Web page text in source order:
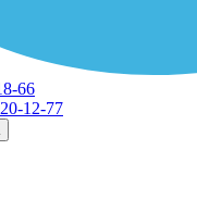
66
12-77